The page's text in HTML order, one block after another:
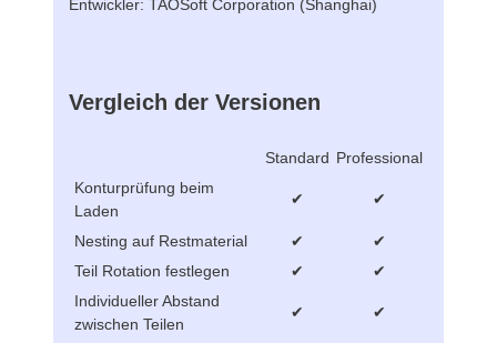
Entwickler: TAOSoft Corporation (Shanghai)
Vergleich der Versionen
Standard Professional
Konturprüfung beim
Laden
✔ ✔
Nesting auf Restmaterial ✔
✔
Teil Rotation festlegen
✔
✔
Individueller Abstand
zwischen Teilen
✔ ✔